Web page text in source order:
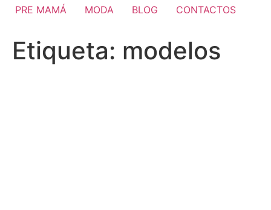
PRE MAMÁ
MODA BLOG CONTACTOS
Etiqueta: modelos